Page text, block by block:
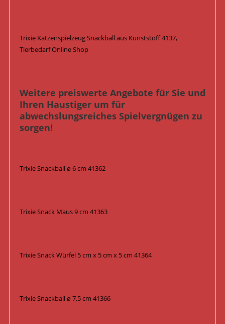
Trixie Katzenspielzeug Snackball aus Kunststoff 4137,
Tierbedarf Online Shop
Weitere preiswerte Angebote für Sie und
Ihren Haustiger um für
abwechslungsreiches Spielvergnügen zu
sorgen!
Trixie Snackball ø 6 cm 41362
Trixie Snack Maus 9 cm 41363
Trixie Snack Würfel 5 cm x 5 cm x 5 cm 41364
Trixie Snackball ø 7,5 cm 41366